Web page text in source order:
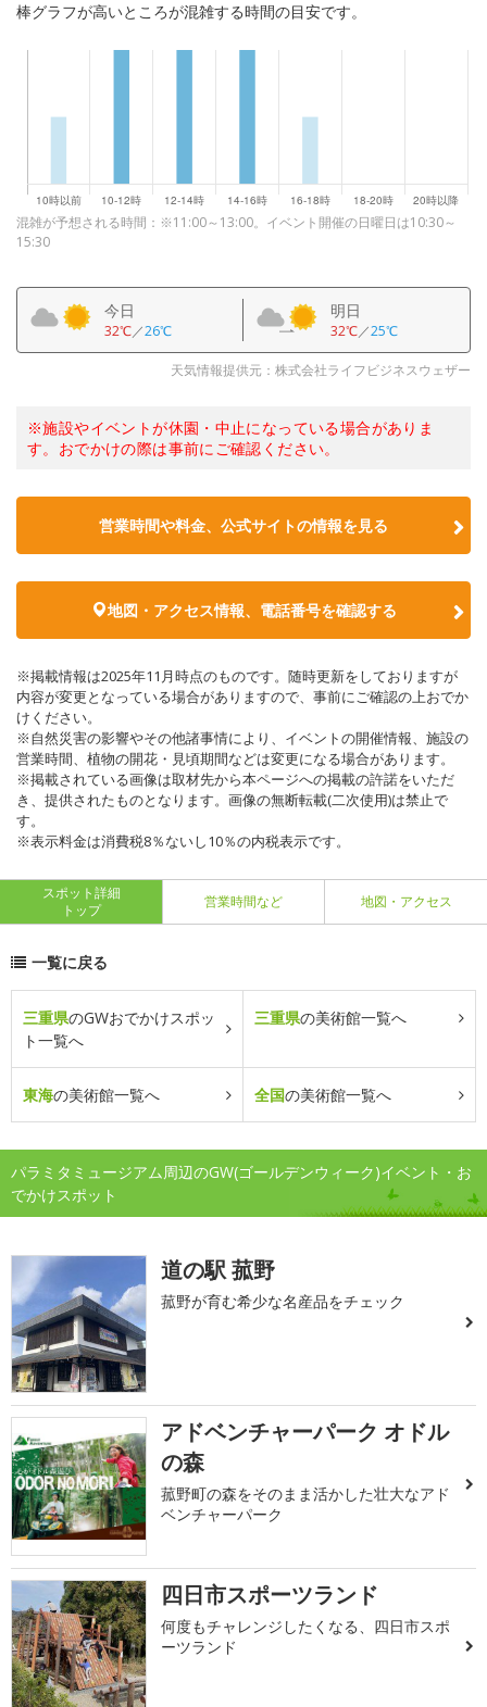
棒グラフが高いところが混雑する時間の目安です。
混雑が予想される時間：※11:00～13:00。イベント開催の日曜日は10:30～
15:30
今日
32℃／26℃
明日
32℃／25℃
天気情報提供元：株式会社ライフビジネスウェザー
※施設やイベントが休園・中止になっている場合がありま
す。おでかけの際は事前にご確認ください。
営業時間や料金、公式サイトの情報を見る
地図・アクセス情報、電話番号を確認する
※掲載情報は2025年11月時点のものです。随時更新をしておりますが
内容が変更となっている場合がありますので、事前にご確認の上おでか
けください。
※自然災害の影響やその他諸事情により、イベントの開催情報、施設の
営業時間、植物の開花・見頃期間などは変更になる場合があります。
※掲載されている画像は取材先から本ページへの掲載の許諾をいただ
き、提供されたものとなります。画像の無断転載(二次使用)は禁止で
す。
※表示料金は消費税8％ないし10％の内税表示です。
スポット詳細
トップ
営業時間など 地図・アクセス
一覧に戻る
三重県のGWおでかけスポッ
ト一覧へ
三重県の美術館一覧へ
東海の美術館一覧へ 全国の美術館一覧へ
パラミタミュージアム周辺のGW(ゴールデンウィーク)イベント・お
でかけスポット
道の駅 菰野
菰野が育む希少な名産品をチェック
アドベンチャーパーク オドル
の森
菰野町の森をそのまま活かした壮大なアド
ベンチャーパーク
四日市スポーツランド
何度もチャレンジしたくなる、四日市スポ
ーツランド